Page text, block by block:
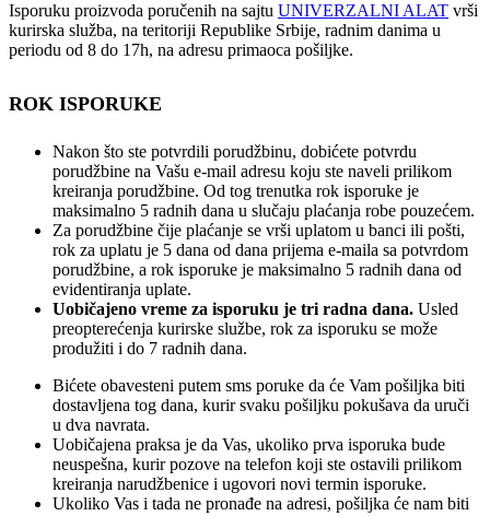
Isporuku proizvoda poručenih na sajtu UNIVERZALNI ALAT vrši
kurirska služba, na teritoriji Republike Srbije, radnim danima u
periodu od 8 do 17h, na adresu primaoca pošiljke.
ROK ISPORUKE
Nakon što ste potvrdili porudžbinu, dobićete potvrdu
porudžbine na Vašu e-mail adresu koju ste naveli prilikom
kreiranja porudžbine. Od tog trenutka rok isporuke je
maksimalno 5 radnih dana u slučaju plaćanja robe pouzećem.
Za porudžbine čije plaćanje se vrši uplatom u banci ili pošti,
rok za uplatu je 5 dana od dana prijema e-maila sa potvrdom
porudžbine, a rok isporuke je maksimalno 5 radnih dana od
evidentiranja uplate.
Uobičajeno vreme za isporuku je tri radna dana. Usled
preopterećenja kurirske službe, rok za isporuku se može
produžiti i do 7 radnih dana.
Bićete obavesteni putem sms poruke da će Vam pošiljka biti
dostavljena tog dana, kurir svaku pošiljku pokušava da uruči
u dva navrata.
Uobičajena praksa je da Vas, ukoliko prva isporuka bude
neuspešna, kurir pozove na telefon koji ste ostavili prilikom
kreiranja narudžbenice i ugovori novi termin isporuke.
Ukoliko Vas i tada ne pronađe na adresi, pošiljka će nam biti